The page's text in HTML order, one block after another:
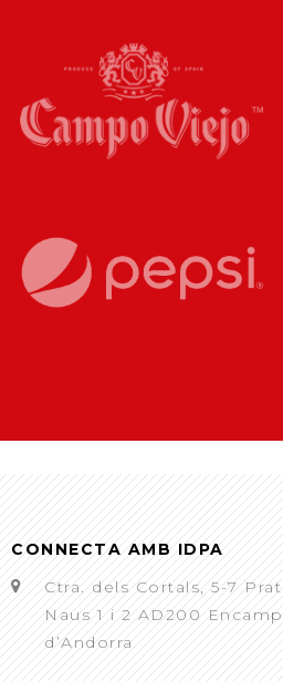
CONNECTA AMB IDPA
Ctra. dels Cortals, 5-7
Naus 1 i 2 AD200
d’Andorra